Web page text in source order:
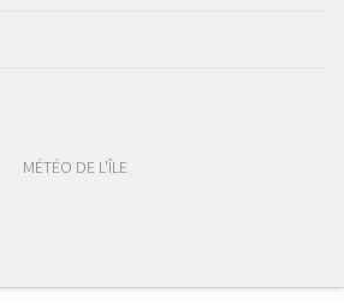
MÉTÉO DE L'ÎLE